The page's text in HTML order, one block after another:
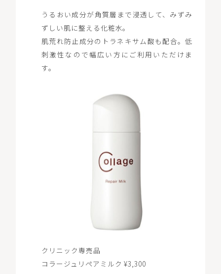
うるおい成分が角質層まで浸透して、みずみ
ずしい肌に整える化粧水。
肌荒れ防止成分のトラネキサム酸も配合。低
刺激性なので幅広い方にご利用いただけま
す。
クリニック専売品
コラージュリペアミルク ¥3,300